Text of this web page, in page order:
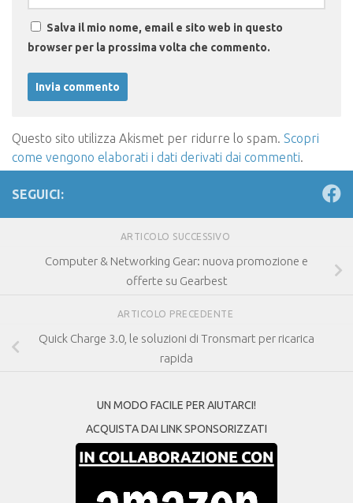
Salva il mio nome, email e sito web in questo
browser per la prossima volta che commento.
Questo sito utilizza Akismet per ridurre lo spam. Scopri
come vengono elaborati i dati derivati dai commenti.
SEGUICI:
ARTICOLO SUCCESSIVO
Computer & Networking Gear: nuova promozione e
offerte su Gearbest
ARTICOLO PRECEDENTE
Quick Charge 3.0, le soluzioni di Tronsmart per ricarica
rapida
UN MODO FACILE PER AIUTARCI!
ACQUISTA DAI LINK SPONSORIZZATI